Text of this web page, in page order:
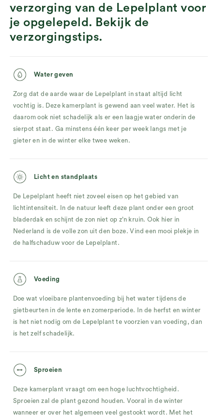
verzorging van de Lepelplant voor
je opgelepeld. Bekijk de
verzorgingstips.
Water geven
Zorg dat de aarde waar de Lepelplant in staat altijd licht
vochtig is. Deze kamerplant is gewend aan veel water. Het is
daarom ook niet schadelijk als er een laagje water onderin de
sierpot staat. Ga minstens één keer per week langs met je
gieter en in de winter elke twee weken.
Licht en standplaats
De Lepelplant heeft niet zoveel eisen op het gebied van
lichtintensiteit. In de natuur leeft deze plant onder een groot
bladerdak en schijnt de zon niet op z’n kruin. Ook hier in
Nederland is de volle zon uit den boze. Vind een mooi plekje in
de halfschaduw voor de Lepelplant.
Voeding
Doe wat vloeibare plantenvoeding bij het water tijdens de
gietbeurten in de lente en zomerperiode. In de herfst en winter
is het niet nodig om de Lepelplant te voorzien van voeding, dan
is het zelf schadelijk.
Sproeien
Deze kamerplant vraagt om een hoge luchtvochtigheid.
Sproeien zal de plant gezond houden. Vooral in de winter
wanneer er over het algemeen veel gestookt wordt. Met het